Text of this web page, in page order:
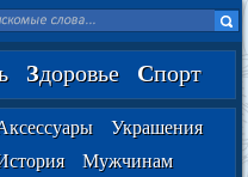
Здоровье Спорт
Украшения
Мужчинам